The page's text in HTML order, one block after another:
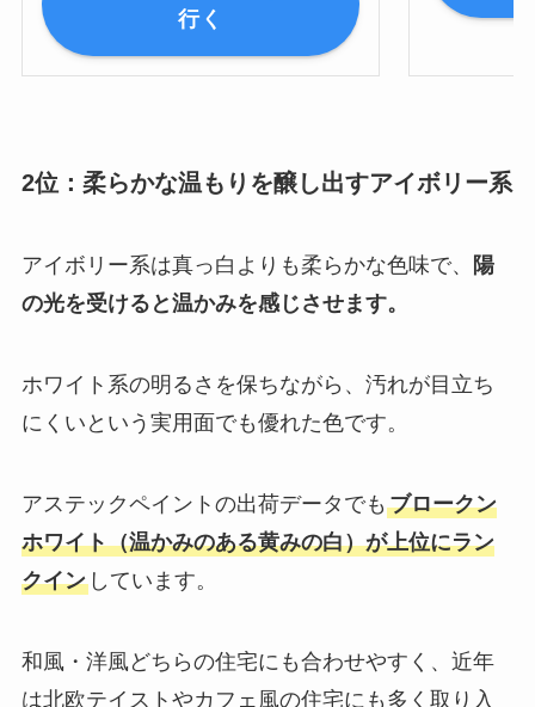
行く
2位：柔らかな温もりを醸し出すアイボリー系
アイボリー系は真っ白よりも柔らかな色味で、
陽
の光を受けると温かみを感じさせます。
ホワイト系の明るさを保ちながら、汚れが目立ち
にくいという実用面でも優れた色です。
アステックペイントの出荷データでも ブロークン
ホワイト（温かみのある黄みの白）が上位にラン
クインしています。
和風・洋風どちらの住宅にも合わせやすく、近年
は北欧テイストやカフェ風の住宅にも多く取り入